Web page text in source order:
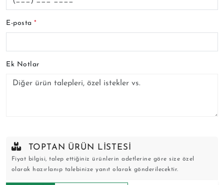
E-posta *
Ek Notlar
TOPTAN ÜRÜN LISTESI
Fiyat bilgisi, talep ettiğiniz ürünlerin adetlerine göre size özel
olarak hazırlanıp talebinize yanıt olarak gönderilecektir.